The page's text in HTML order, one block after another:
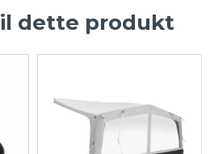
dette produkt